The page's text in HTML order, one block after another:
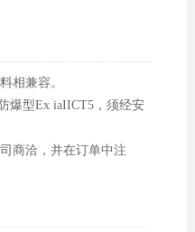
相兼容。
爆型Ex iaIICT5，须经安
商洽，并在订单中注